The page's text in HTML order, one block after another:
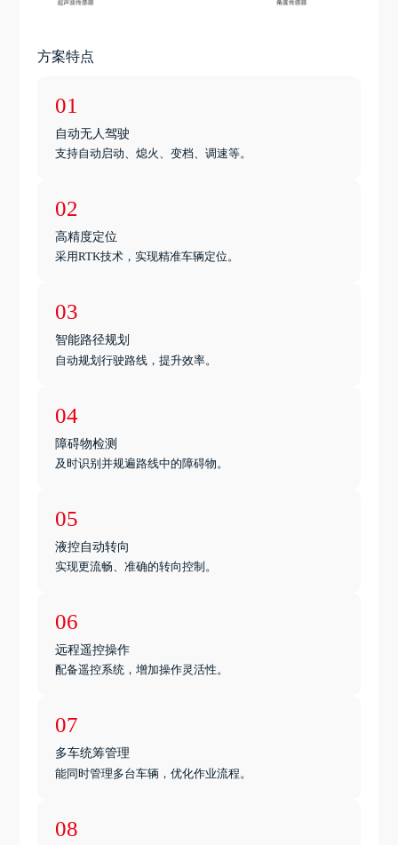
方案特点
01
自动无人驾驶
支持自动启动、熄火、变档、调速等。
02
高精度定位
采用RTK技术，实现精准车辆定位。
03
智能路径规划
自动规划行驶路线，提升效率。
04
障碍物检测
及时识别并规遍路线中的障碍物。
05
液控自动转向
实现更流畅、准确的转向控制。
06
远程遥控操作
配备遥控系统，增加操作灵活性。
07
多车统筹管理
能同时管理多台车辆，优化作业流程。
08